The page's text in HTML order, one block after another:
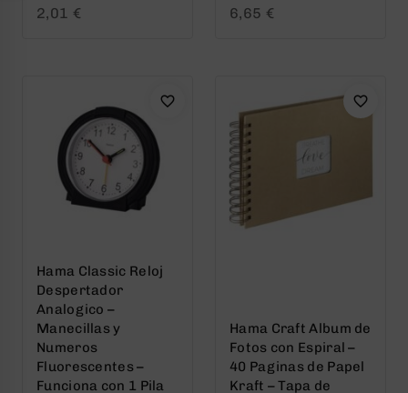
0
2,01 €
0
6,65 €
Hama Classic Reloj
Despertador
Analogico –
Manecillas y
Numeros
Fluorescentes –
Funciona con 1 Pila
Hama Craft Album de
Fotos con Espiral –
40 Paginas de Papel
Kraft – Tapa de